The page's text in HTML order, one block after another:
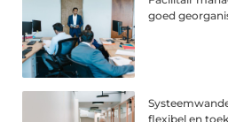
goed
flexibel en